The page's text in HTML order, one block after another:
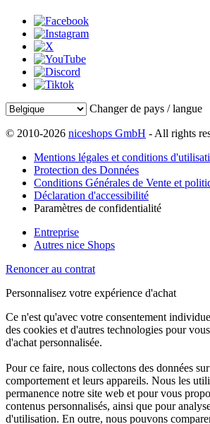
Changer de pays / langue
© 2010-2026 niceshops GmbH - All rights
Mentions légales et conditions
Protection des Données
Conditions Générales de Vente et
Déclaration d'accessibilité
Paramètres de confidentialité
Entreprise
Autres nice Shops
Renoncer au contrat
Personnalisez votre expérience d'achat
Ce n'est qu'avec votre consentement
des cookies et d'autres technologies pour
d'achat personnalisée.
Pour ce faire, nous collectons des données
comportement et leurs appareils. Nous les
permanence notre site web et pour vous
contenus personnalisés, ainsi que pour
d'utilisation. En outre, nous pouvons